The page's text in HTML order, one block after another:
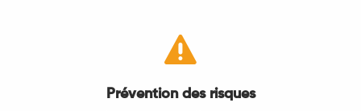

Prévention des risques